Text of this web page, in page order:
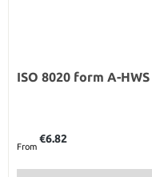
ISO 8020 form A-
From
€6.82